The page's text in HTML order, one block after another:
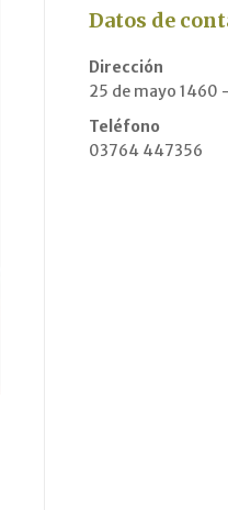
Datos de
Dirección
25 de mayo 1460
Teléfono
03764 447356